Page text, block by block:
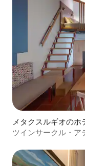
メタクスルギオのホ
ツインサークル・ア